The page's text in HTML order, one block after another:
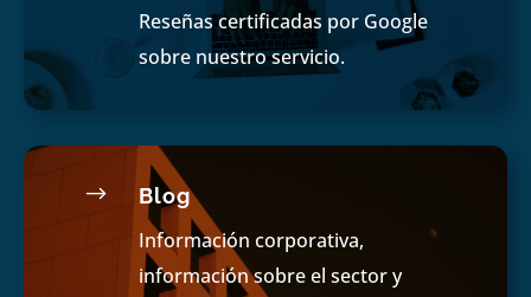
Reseñas certificadas por Google
sobre nuestro servicio.
$ Blog
Información corporativa,
información sobre el sector y